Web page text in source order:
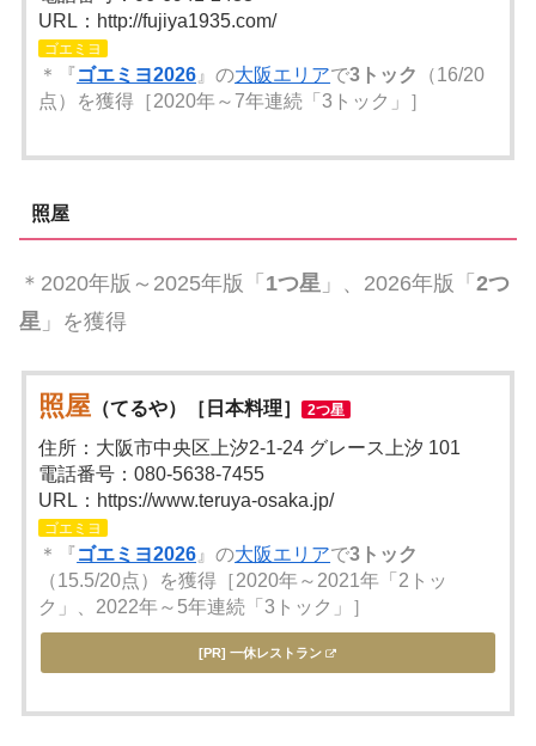
URL：http://fujiya1935.com/
ゴエミヨ
＊『 ゴエミヨ2026 』の大阪エリアで3トック
（16/20
点）を獲得［2020年～7年連続「3トック」］
照屋
＊2020年版～2025年版「 1つ星 」、2026年版「 2つ
星 」を獲得
照屋 （てるや）［日本料理］ 2つ星
住所：大阪市中央区上汐2-1-24 グレース上汐 101
電話番号：080-5638-7455
URL：https://www.teruya-osaka.jp/
ゴエミヨ
＊『 ゴエミヨ2026 』の大阪エリアで3トック
（15.5/20点）を獲得［2020年～2021年「2トッ
ク」、2022年～5年連続「3トック」］
[PR] 一休レストラン